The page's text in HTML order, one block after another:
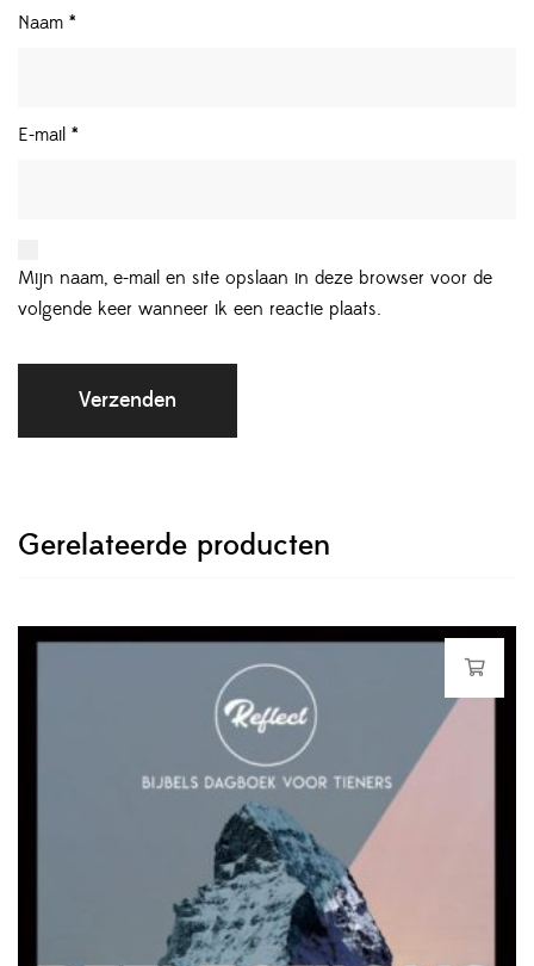
Naam *
E-mail *
Mijn naam, e-mail en site opslaan in deze browser voor de
volgende keer wanneer ik een reactie plaats.
Gerelateerde producten